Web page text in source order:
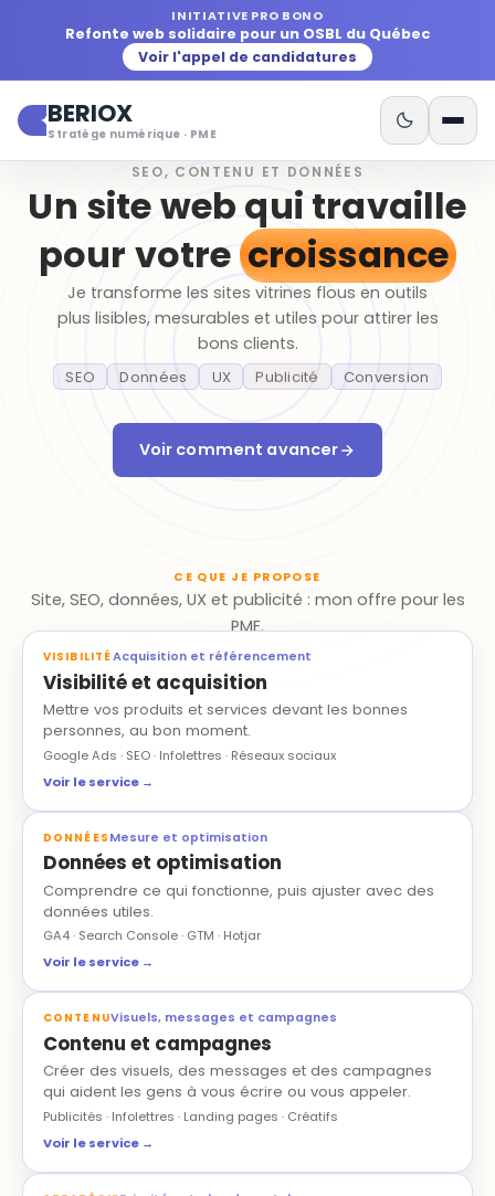
INITIATIVE PRO BONO
Refonte web solidaire pour un OSBL du Québec
Voir l'appel de candidatures
BERIOX
Stratège numérique · PME
SEO, CONTENU ET DONNÉES
Un site web qui travaille
pour votre croissance
Je transforme les sites vitrines flous en outils
plus lisibles, mesurables et utiles pour attirer les
bons clients.
SEO Données UX Publicité Conversion
Voir comment avancer
CE QUE JE PROPOSE
Site, SEO, données, UX et publicité : mon offre pour les
PME.
VISIBILITÉAcquisition et référencement
Visibilité et acquisition
Mettre vos produits et services devant les bonnes
personnes, au bon moment.
Google Ads · SEO · Infolettres · Réseaux sociaux
Voir le service →
DONNÉES Mesure et optimisation
Données et optimisation
Comprendre ce qui fonctionne, puis ajuster avec des
données utiles.
GA4 · Search Console · GTM · Hotjar
Voir le service →
CONTENUVisuels, messages et campagnes
Contenu et campagnes
Créer des visuels, des messages et des campagnes
qui aident les gens à vous écrire ou vous appeler.
Publicités · Infolettres · Landing pages · Créatifs
Voir le service →